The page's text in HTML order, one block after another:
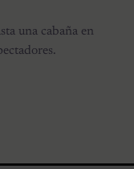
una cabaña en